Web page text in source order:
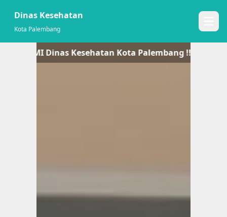
Dinas Kesehatan
Kota Palembang
RESMI Dinas Kesehatan Kota Palembang !! -- MARI